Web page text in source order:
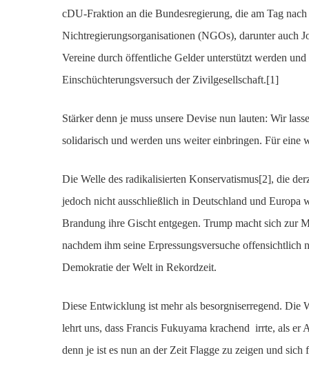
cDU-Fraktion an die Bundesregierung, die am Tag
Nichtregierungsorganisationen (NGOs), darunter auch
Vereine durch öffentliche Gelder unterstützt werden
Einschüchterungsversuch der Zivilgesellschaft.[1]
Stärker denn je muss unsere Devise nun lauten: Wir
solidarisch und werden uns weiter einbringen. Für eine
Die Welle des radikalisierten Konservatismus[2], die
jedoch nicht ausschließlich in Deutschland und Europa
Brandung ihre Gischt entgegen. Trump macht sich zur
nachdem ihm seine Erpressungsversuche
Demokratie der Welt in Rekordzeit.
Diese Entwicklung ist mehr als besorgniserregend. Die
lehrt uns, dass Francis Fukuyama krachend irrte, als er
denn je ist es nun an der Zeit Flagge zu zeigen und